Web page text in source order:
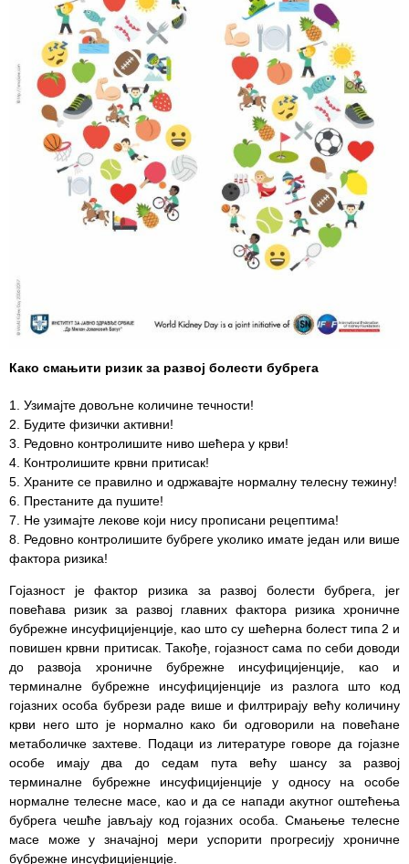
Како смањити ризик за развој болести бубрега
Узимајте довољне количине течности!
Будите физички активни!
Редовно контролишите ниво шећера у крви!
Контролишите крвни притисак!
Храните се правилно и одржавајте нормалну телесну тежину!
Престаните да пушите!
Не узимајте лекове који нису прописани рецептима!
Редовно контролишите бубреге уколико имате један или више
фактора ризика!
Гојазност је фактор ризика за развој болести бубрега, jer
повећава ризик за развој главних фактора ризика хроничне
бубрежне инсуфицијенције, као што су шећерна болест типа 2 и
повишен крвни притисак. Такође, гојазност сама по себи доводи
до развоја хроничне бубрежне инсуфицијенције, као и
терминалне бубрежне инсуфицијенције из разлога што код
гојазних особа бубрези раде више и филтрирају већу количину
крви него што је нормално како би одговорили на повећане
метаболичке захтеве. Подаци из литературе говоре да гојазне
особе имају два до седам пута већу шансу за развој
терминалне бубрежне инсуфицијенције у односу на особе
нормалне телесне масе, као и да се напади акутног оштећења
бубрега чешће јављају код гојазних особа. Смањење телесне
масе може у значајној мери успорити прогресију хроничне
бубрежне инсуфицијенције.
Стационар
Служба
социјалне
медицине са
информатиком
Служба за
правне,
економско-
финансијске,
Информатор
набавке
Документа
ЗАПОСЛЕНЕ
ОГЛАСИ И
КОНКУРСИ
Огласи и
Конкурси
– 2024
Огласи и
Конкурси
– Архива
ЗА
ПАЦИЈЕНТЕ